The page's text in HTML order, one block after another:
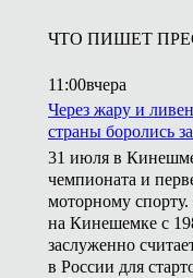
ЧТО ПИШЕТ
11:00вчера
Через жару и
страны боролись
31 июля в
чемпионата и
моторному
на Кинешемке с
заслуженно
в России для